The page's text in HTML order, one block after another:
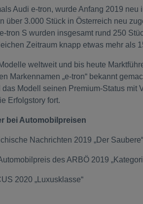
Audi e-tron, wurde Anfang 2019 neu
über 3.000 Stück in Österreich neu
tron S wurden insgesamt rund 250
Zeitraum knapp etwas mehr als
weltweit und bis heute
Markennamen „e-tron“ bekannt
das Modell seinen Premium-Status mit
Erfolgstory fort.
bei Automobilpreisen
Nachrichten 2019 „Der Saubere“
des ARBÖ 2019
2020 „Luxusklasse“